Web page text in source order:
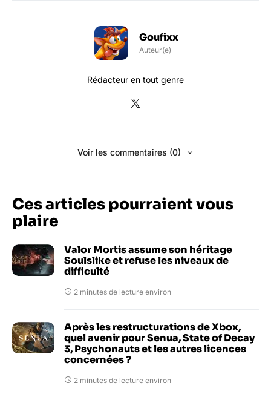
Goufixx
Auteur(e)
Rédacteur en tout genre
Voir les commentaires (0)
Ces articles pourraient vous
plaire
Valor Mortis assume son héritage
Soulslike et refuse les niveaux de
difficulté
2 minutes de lecture environ
Après les restructurations de Xbox,
quel avenir pour Senua, State of Decay
3, Psychonauts et les autres licences
concernées ?
2 minutes de lecture environ